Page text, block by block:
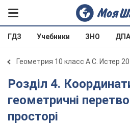
ГДЗ Учебники ЗНО ДПА
Геометрия 10 класс А.С. Истер
Розділ 4. Координати, вектори,
геометричні
просторі